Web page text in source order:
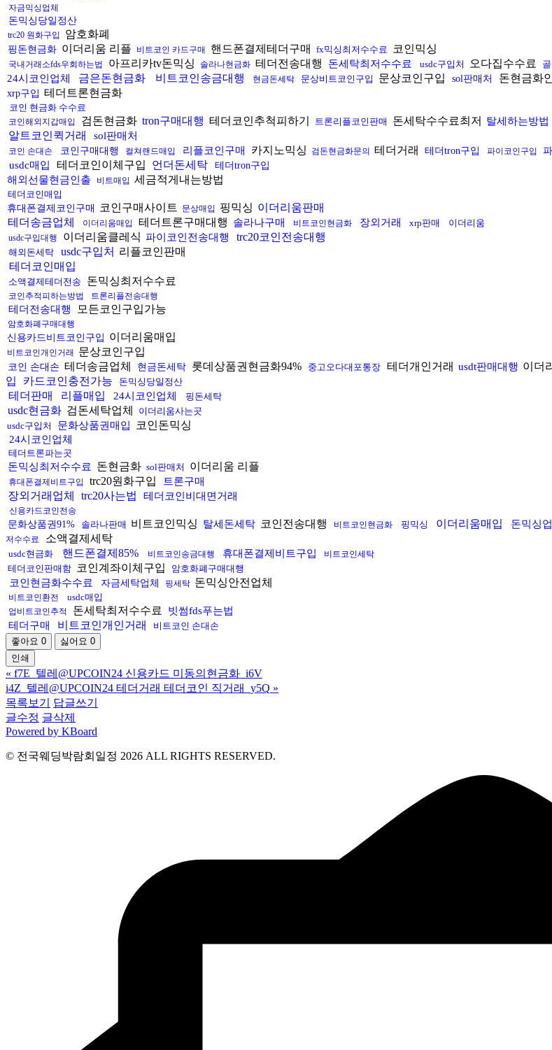
자금믹싱업체
돈믹싱당일정산
trc20 원화구입 암호화폐
핑돈현금화 이더리움 리플 비트코인 카드구매 핸드폰결제테더구매 fx믹싱최저수수료 코인믹싱
국내거래소fds우회하는법 아프리카tv돈믹싱 솔라나현금화 테더전송대행 돈세탁최저수수료 usdc구입처 오다집수수료
24시코인업체 금은돈현금화 비트코인송금대행 현금돈세탁 문상비트코인구입 문상코인구입 sol판매처 돈현금화
xrp구입 테더트론현금화
코인 현금화 수수료
코인해외지갑매입 검돈현금화 tron구매대행 테더코인추척피하기 트론리플코인판매 돈세탁수수료최저 탈세하는방법
알트코인퀵거래
sol판매처
코인 손대손 코인구매대행 컬쳐랜드매입 리플코인구매 카지노믹싱 검돈현금화문의 테더거래 테더tron구입 파이코인구입
usdc매입 테더코인이체구입 언더돈세탁 테더tron구입
해외선물현금인출 비트매입 세금적게내는방법
테더코인매입
휴대폰결제코인구매
코인구매사이트 문상매입 핑믹싱 이더리움판매
테더송금업체
이더리움매입 테더트론구매대행 솔라나구매 비트코인현금화 장외거래 xrp판매 이더리움
usdc구입대행 이더리움클레식 파이코인전송대행 trc20코인전송대행
해외돈세탁 usdc구입처 리플코인판매
테더코인매입
소액결제테더전송 돈믹싱최저수수료
코인추적피하는방법 트론리플전송대행
테더전송대행 모든코인구입가능
암호화폐구매대행
신용카드비트코인구입 이더리움매입
비트코인개인거래 문상코인구입
코인 손대손 테더송금업체 현금돈세탁 롯데상품권현금화94% 중고오다대포통장 테더개인거래 usdt판매대행 이더
입
카드코인충전가능 돈믹싱당일정산
테더판매 리플매입 24시코인업체 핑돈세탁
usdc현금화 검돈세탁업체
이더리움사는곳
usdc구입처
문화상품권매입 코인돈믹싱
24시코인업체
테더트론파는곳
돈믹싱최저수수료 돈현금화 sol판매처 이더리움 리플
휴대폰결제비트구입 trc20원화구입 트론구매
장외거래업체 trc20사는법 테더코인비대면거래
신용카드코인전송
문화상품권91% 솔라나판매 비트코인믹싱 탈세돈세탁 코인전송대행 비트코인현금화 핑믹싱 이더리움매입 돈믹싱업
저수수료
소액결제세탁
usdc현금화 핸드폰결제85% 비트코인송금대행 휴대폰결제비트구입 비트코인세탁
테더코인판매함 코인계좌이체구입 암호화폐구매대행
코인현금화수수료 자금세탁업체 핑세탁 돈믹싱안전업체
비트코인환전 usdc매입
업비트코인추적 돈세탁최저수수료
빗썸fds푸는법
테더구매
비트코인개인거래
비트코인 손대손
좋아요 0 싫어요 0
인쇄
« f7E_텔레@UPCOIN24 신용카드 미동의현금화_i6V
i4Z_텔레@UPCOIN24 테더거래 테더코인 직거래_y5Q »
목록보기
답글쓰기
글수정 글삭제
Powered by KBoard
© 전국웨딩박람회일정 2026 ALL RIGHTS RESERVED.